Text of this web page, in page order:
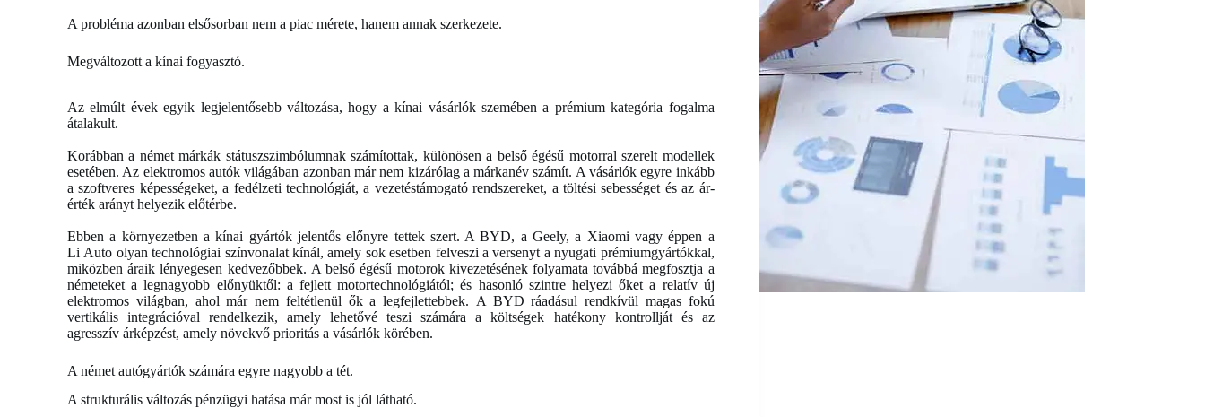
A probléma azonban elsősorban nem a piac mérete, hanem annak szerkezete.
Megváltozott a kínai fogyasztó.
Az elmúlt évek egyik legjelentősebb változása, hogy a kínai vásárlók szemében a prémium kategória fogalma
átalakult.
Korábban a német márkák státuszszimbólumnak számítottak, különösen a belső égésű motorral szerelt modellek
esetében. Az elektromos autók világában azonban már nem kizárólag a márkanév számít. A vásárlók egyre inkább
a szoftveres képességeket, a fedélzeti technológiát, a vezetéstámogató rendszereket, a töltési sebességet és az ár-
érték arányt helyezik előtérbe.
Ebben a környezetben a kínai gyártók jelentős előnyre tettek szert. A BYD, a Geely, a Xiaomi vagy éppen a
Li Auto olyan technológiai színvonalat kínál, amely sok esetben felveszi a versenyt a nyugati prémiumgyártókkal,
miközben áraik lényegesen kedvezőbbek. A belső égésű motorok kivezetésének folyamata továbbá megfosztja a
németeket a legnagyobb előnyüktől: a fejlett motortechnológiától; és hasonló szintre helyezi őket a relatív új
elektromos világban, ahol már nem feltétlenül ők a legfejlettebbek. A BYD ráadásul rendkívül magas fokú
vertikális integrációval rendelkezik, amely lehetővé teszi számára a költségek hatékony kontrollját és az
agresszív árképzést, amely növekvő prioritás a vásárlók körében.
A német autógyártók számára egyre nagyobb a tét.
A strukturális változás pénzügyi hatása már most is jól látható.